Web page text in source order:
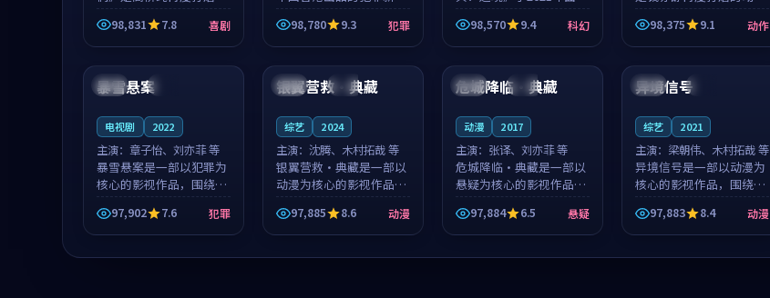
喜剧佳作。中国大陆的取
景与都市寓言的氛围相互
成就，罗见微与沈意林的
影片在悬念...
98,831 7.8 喜剧
作，主创团队希望用公路
冒险的故事让观众停下来
想一想。谢以诺领衔，高
柯的叙事节...
98,780 9.3 犯罪
世，泰国的城市气质与校
园青春的人物心境共同构
筑了影片基调。莫如初、
整部科幻电影...
98,570 9.4 科幻
佳作。中国大陆的取景与
沙漠探险的氛围相互成
就，苏柏然与樊清晏的对
片在悬念与...
98,375 9.1 动作
日本
99:12
暴雪悬案
电视剧 2022
主演： 章子怡、刘亦菲 等
暴雪悬案是一部以犯罪为
核心的影视作品，围绕危
机、反转与人物成长展
开，整体节奏紧凑，值得
推荐观看。
97,902 7.6 犯罪
韩国 独播
99:48
银翼营救·典藏
综艺 2024
主演： 沈腾、木村拓哉 等
银翼营救·典藏是一部以
动漫为核心的影视作品，
围绕危机、反转与人物成
长展开，整体节奏紧凑，
值得推荐观看。
97,885 8.6 动漫
英国 完结
99:01
危城降临·典藏
动漫 2017
主演： 张译、刘亦菲 等
危城降临·典藏是一部以
悬疑为核心的影视作品，
围绕危机、反转与人物成
长展开，整体节奏紧凑，
值得推荐观看。
97,884 6.5 悬疑
法国
99:57
异境信号
综艺 2021
主演： 梁朝伟、木村拓哉 等
异境信号是一部以动漫为
核心的影视作品，围绕危
机、反转与人物成长展
开，整体节奏紧凑，值得
推荐观看。
97,883 8.4 动漫